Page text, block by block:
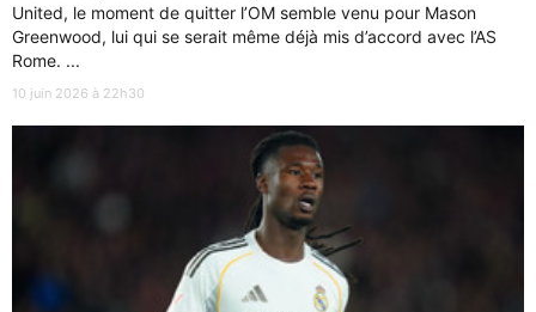
United, le moment de quitter l’OM semble venu pour Mason
Greenwood, lui qui se serait même déjà mis d’accord avec l’AS
Rome. ...
10 juin 2026 à 22h30